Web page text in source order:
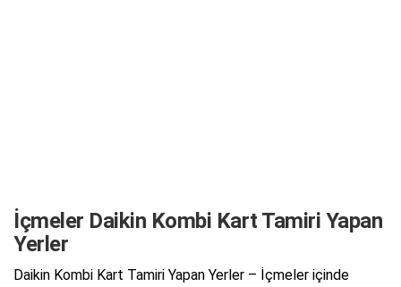
İçmeler Daikin Kombi Kart Tamiri Yapan
Yerler
Daikin Kombi Kart Tamiri Yapan Yerler – İçmeler içinde